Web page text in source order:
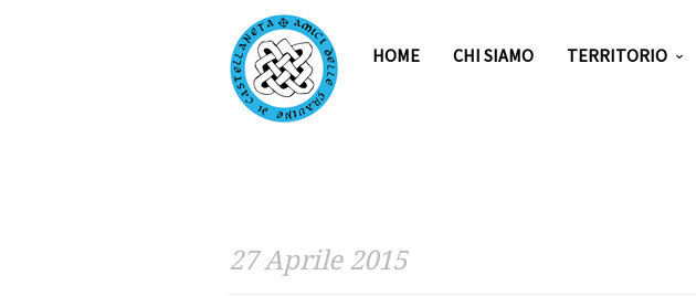
HOME CHI SIAMO TERRITORIO
27 Aprile 2015